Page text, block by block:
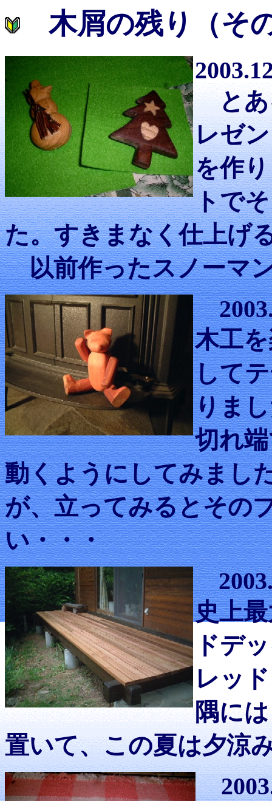
木屑の残り（そ
とあ
レゼ
を作
トで
た。すきまなく仕上げ
以前作ったスノーマ
木工
して
りま
切れ
動くようにしてみまし
が、立ってみるとその
い・・・
史上
ドデ
レッ
隅に
置いて、この夏は夕涼